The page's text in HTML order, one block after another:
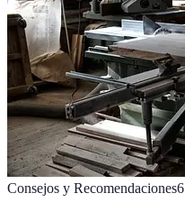
Consejos y Recomendaciones6